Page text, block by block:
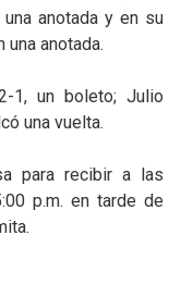
anotada y en su
anotada.
1, un boleto; Julio
una vuelta.
para recibir a las
p.m. en tarde de